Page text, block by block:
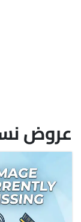
عروض